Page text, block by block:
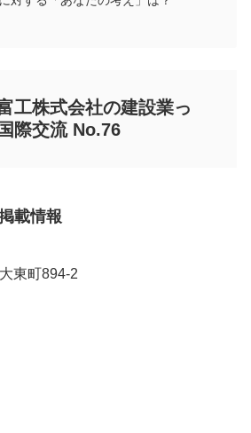
工株式会社の建設業っ
際交流 No.76
載情報
東町894-2